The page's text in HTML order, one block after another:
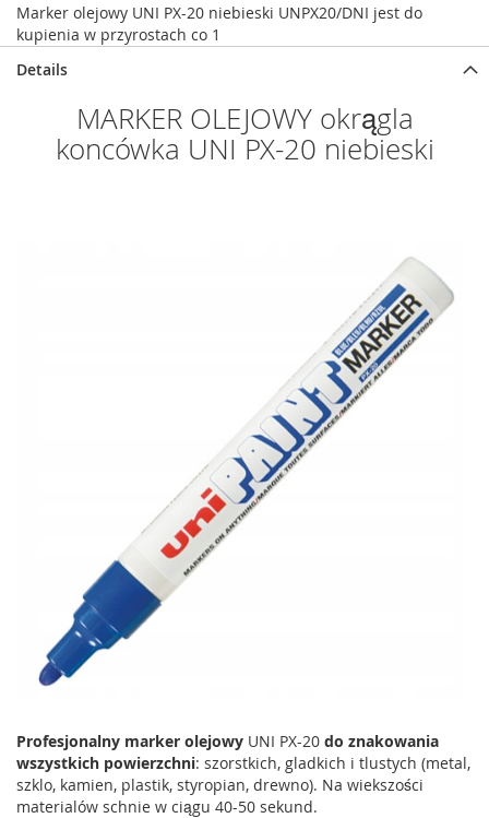
Marker olejowy UNI PX-20 niebieski UNPX20/DNI jest do
kupienia w przyrostach co 1
Details
MARKER OLEJOWY okrągla
koncówka UNI PX-20 niebieski
Profesjonalny marker olejowy UNI PX-20 do znakowania
wszystkich powierzchni: szorstkich, gladkich i tlustych (metal,
szklo, kamien, plastik, styropian, drewno). Na wiekszości
materialów schnie w ciągu 40-50 sekund.